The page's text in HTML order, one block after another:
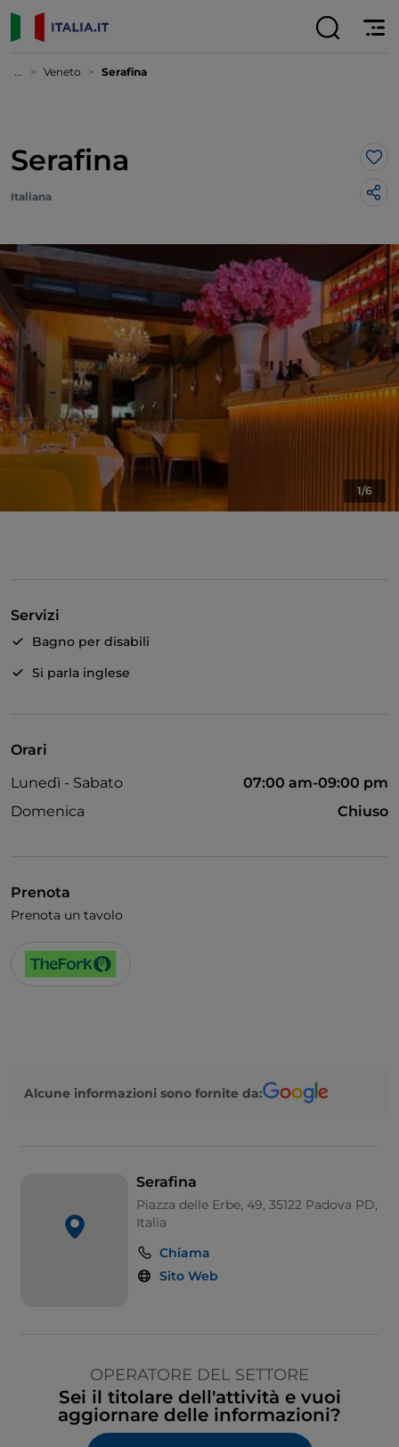
... Veneto Serafina
Serafina
Italiana
1/6
Servizi
Bagno per disabili
Si parla inglese
Orari
Lunedì - Sabato
07:00 am-09:00 pm
Domenica
Chiuso
Prenota
Prenota un tavolo
Alcune informazioni sono fornite da:
Serafina
Piazza delle Erbe, 49, 35122 Padova PD,
Italia
Chiama
Sito Web
OPERATORE DEL SETTORE
Sei il titolare dell'attività e vuoi
aggiornare delle informazioni?